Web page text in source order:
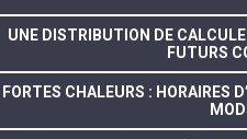
UNE DISTRIBUTION DE
FUTURS
FORTES CHALEURS : HORAIRES